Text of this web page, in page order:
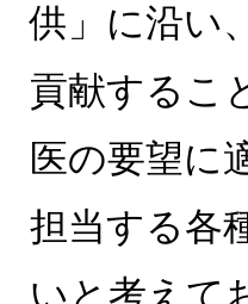
供」に沿い
貢献するこ
医の要望に
担当する各
いと考えて